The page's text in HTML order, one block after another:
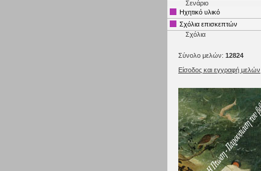
Σενάριο
Ηχητικό υλικό
Σχόλια επισκεπτών
Σχόλια
Σύνολο μελών: 12824
Είσοδος και εγγραφή μελών